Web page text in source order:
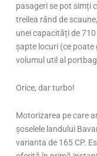
pasageri se pot simți
treilea rând de
unei capacități de
șapte locuri (ce
volumul util al
Orice, dar turbo!
Motorizarea pe care
șoselele landului
varianta de 165 CP.